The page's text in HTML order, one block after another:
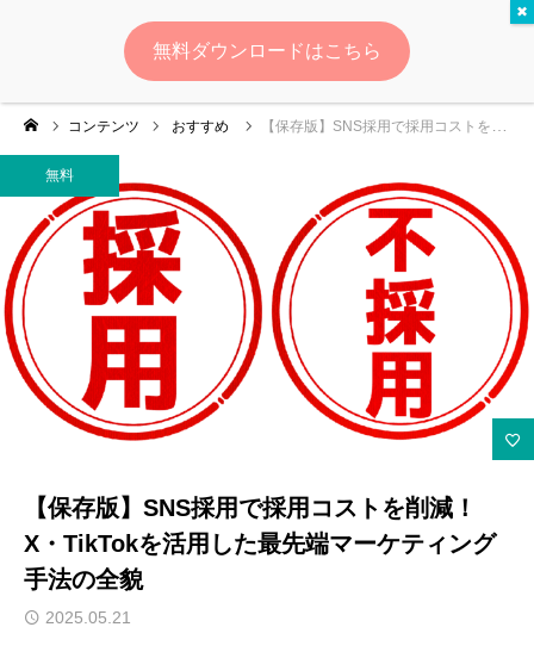
無料
コンテンツ おすすめ 【保存版】SNS採用で採用コストを削減！X・TikTokを活用した最先端マーケティング手法の全貌
無料
【保存版】SNS採用で採用コストを削減！
X・TikTokを活用した最先端マーケティング
手法の全貌
2025.05.21
ログイン 会員登録
ゆいマーケとは？
実績・お客様の声
無料診断
イベント・セミナー情報
コンテンツ
スポンサー登録
サロン会員登録
無料ダウンロードはこちら